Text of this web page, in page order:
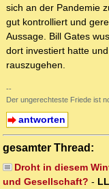
sich an der Pandemie
gut kontrolliert und
Aussage. Bill Gates
dort investiert hatte
rauszugehen.
--
Der ungerechteste Friede ist
antworten
gesamter Thread:
Droht in diesem
und Gesellschaft? -